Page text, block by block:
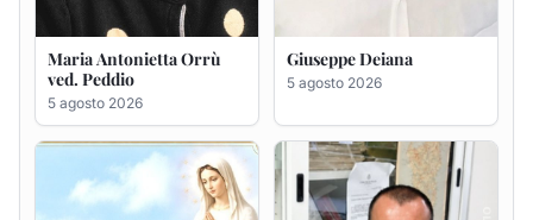
Maria Antonietta Orrù
ved. Peddio
5 agosto 2026
Giuseppe Deiana
5 agosto 2026